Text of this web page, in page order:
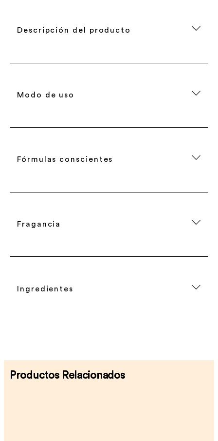
Descripción del producto
Modo de uso
Fórmulas conscientes
Fragancia
Ingredientes
Productos Relacionados